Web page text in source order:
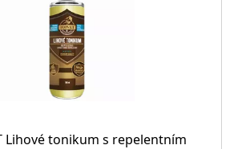
Lihové tonikum s repelentním